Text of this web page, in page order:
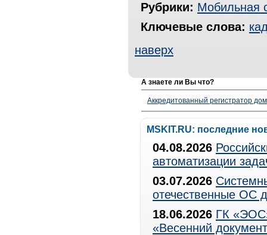
Рубрики: Мобильная
Ключевые слова:
наверх
А знаете ли Вы что?
Аккредитованный регистратор
MSKIT.RU: последние
04.08.2026
автоматизации
03.07.2026
отечественные ОС
18.06.2026 ГК
«Весенний